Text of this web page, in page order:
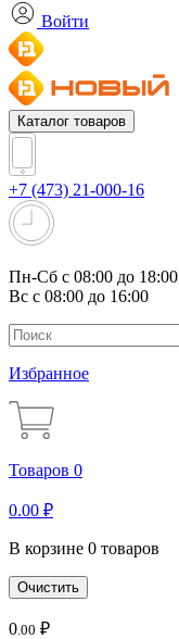
Войти
Каталог товаров
+7 (473) 21-000-16
Пн-Сб с 08:00 до 18:00
Вс с 08:00 до 16:00
Избранное
Товаров 0
0.00 ₽
В корзине 0 товаров
Очистить
0 .00 ₽